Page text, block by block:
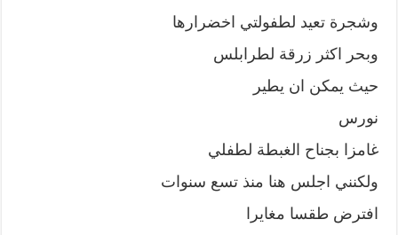
وشجرة تعيد لطفولتي اخضرارها
وبحر اكثر زرقة لطرابلس
حيث يمكن ان يطير
نورس
غامزا بجناح الغبطة لطفلي
ولكنني اجلس هنا منذ تسع سنوات
افترض طقسا مغايرا